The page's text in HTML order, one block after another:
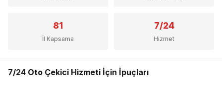
81
İl Kapsama
7/24
Hizmet
7/24 Oto Çekici Hizmeti İçin İpuçları